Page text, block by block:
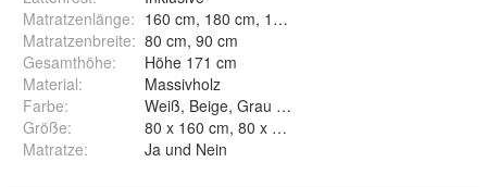
Matratzenlänge: 160 cm, 180 cm, 190 cm, 200 cm
Matratzenbreite: 80 cm, 90 cm
Gesamthöhe:
Höhe 171 cm
Material:
Massivholz
Farbe:
Größe:
Matratze: Ja und Nein